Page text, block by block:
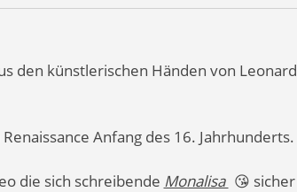
den künstlerischen Händen von
Anfang des 16. Jahrhunderts.
die sich schreibende Monalisa 😘